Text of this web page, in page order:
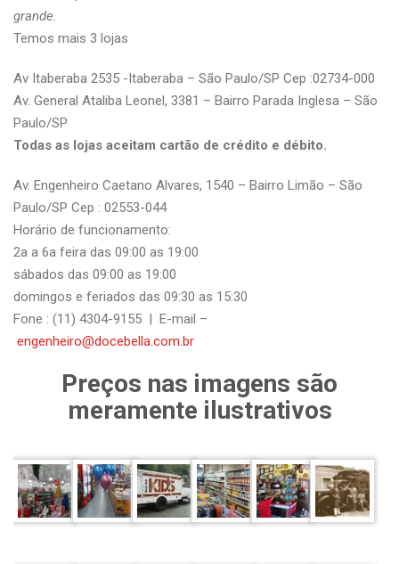
grande.
Temos mais 3 lojas
Av Itaberaba 2535 -Itaberaba – São Paulo/SP Cep :02734-000
Av. General Ataliba Leonel, 3381 – Bairro Parada Inglesa – São
Paulo/SP
Todas as lojas aceitam cartão de crédito e débito.
Av. Engenheiro Caetano Alvares, 1540 – Bairro Limão – São
Paulo/SP Cep : 02553-044
Horário de funcionamento:
2a a 6a feira das 09:00 as 19:00
sábados das 09:00 as 19:00
domingos e feriados das 09:30 as 15:30
Fone : (11) 4304-9155 | E-mail –
engenheiro@docebella.com.br
Preços nas imagens são
meramente ilustrativos